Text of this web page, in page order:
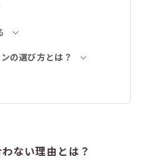
の選び方とは？
ない理由とは？